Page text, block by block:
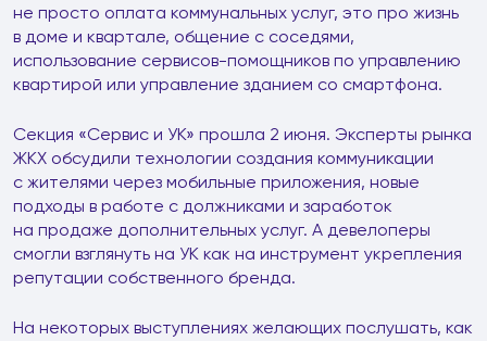
не просто оплата коммунальных услуг, это про жизнь
в доме и квартале, общение с соседями,
использование сервисов-помощников по управлению
квартирой или управление зданием со смартфона.
Секция «Сервис и УК» прошла 2 июня. Эксперты рынка
ЖКХ обсудили технологии создания коммуникации
с жителями через мобильные приложения, новые
подходы в работе с должниками и заработок
на продаже дополнительных услуг. А девелоперы
смогли взглянуть на УК как на инструмент укрепления
репутации собственного бренда.
На некоторых выступлениях желающих послушать, как